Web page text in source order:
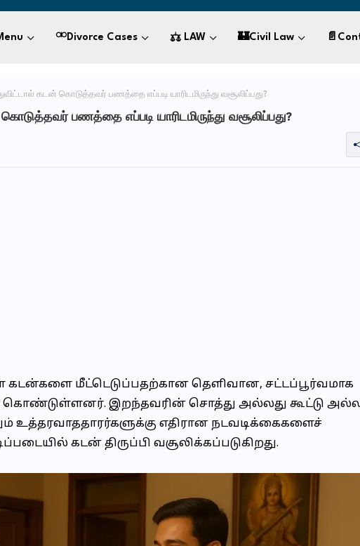
⚮Divorce Cases ⚖ LAW 🏰civil Law
கடன் கொடுத்தவர் பணத்தை எப்படி யாரிடமிருந்து வசூலிப்பது?
பணத்தை எப்படி யாரிடமிருந்து வசூலிப்பது?
மீட்டெடுப்பதற்கான தெளிவான, சட்டப்பூர்வமாக
கொண்டுள்ளனர். இறந்தவரின் சொத்து அல்லது கூட்டு
எதிரான நடவடிக்கைகளைச்
கடன் திருப்பி வசூலிக்கப்படுகிறது.